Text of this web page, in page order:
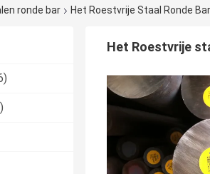
ronde bar Het Roestvrije Staal Ronde
Het Roestvrije